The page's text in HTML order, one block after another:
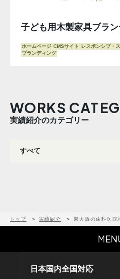
子ども用木製家具ブラ
ホームページ CMSサイト レスポンシブ・
ブランディング
WORKS
実績紹介のカテゴリー
トップ 実績紹介 東大阪の歯科医院
日本国内全国対応